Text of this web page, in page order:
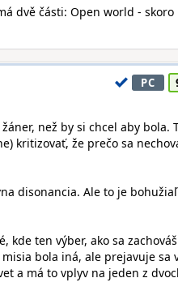
dvě části: Open world - skoro
PC
než by si chcel aby bola.
kritizovať, že prečo sa
disonancia. Ale to je
kde ten výber, ako sa
bola iná, ale prejavuje sa
a má to vplyv na jeden z